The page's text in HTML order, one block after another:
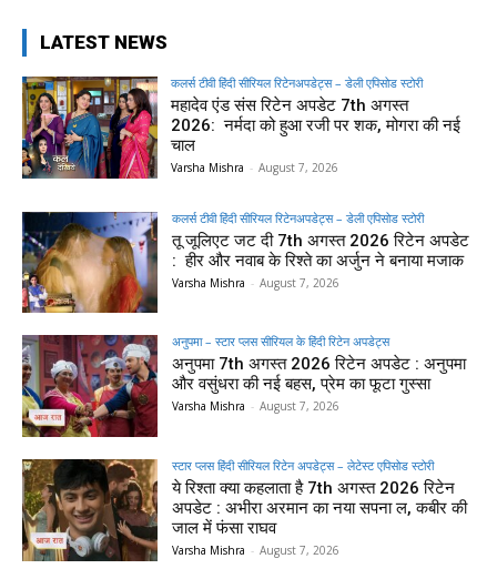
LATEST NEWS
कलर्स टीवी हिंदी सीरियल रिटेनअपडेट्स – डेली एपिसोड स्टोरी
महादेव एंड संस रिटेन अपडेट 7th अगस्त
2026: नर्मदा को हुआ रजी पर शक, मोगरा की नई
चाल
Varsha Mishra - August 7, 2026
कलर्स टीवी हिंदी सीरियल रिटेनअपडेट्स – डेली एपिसोड स्टोरी
तू जूलिएट जट दी 7th अगस्त 2026 रिटेन अपडेट
: हीर और नवाब के रिश्ते का अर्जुन ने बनाया मजाक
Varsha Mishra - August 7, 2026
अनुपमा – स्टार प्लस सीरियल के हिंदी रिटेन अपडेट्स
अनुपमा 7th अगस्त 2026 रिटेन अपडेट : अनुपमा
और वसुंधरा की नई बहस, प्रेम का फूटा गुस्सा
Varsha Mishra - August 7, 2026
स्टार प्लस हिंदी सीरियल रिटेन अपडेट्स – लेटेस्ट एपिसोड स्टोरी
ये रिश्ता क्या कहलाता है 7th अगस्त 2026 रिटेन
अपडेट : अभीरा अरमान का नया सपना ल, कबीर की
जाल में फंसा राघव
Varsha Mishra - August 7, 2026